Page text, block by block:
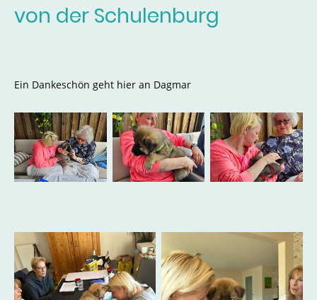
von der Schulenburg
Ein Dankeschön geht hier an Dagmar